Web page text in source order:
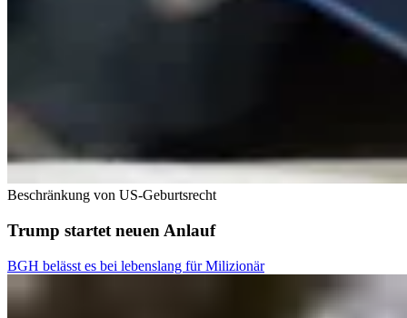
Beschränkung von US-Geburtsrecht
Trump startet neuen Anlauf
BGH belässt es bei lebenslang für Milizionär